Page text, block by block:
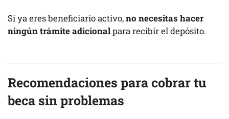
Si ya eres beneficiario activo,no necesitas hacer
ningún trámite adicionalpara recibir el depósito.
Recomendaciones para cobrar tu
beca sin problemas